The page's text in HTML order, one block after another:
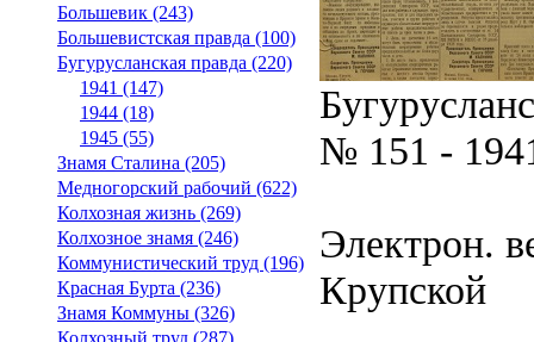
Большевик (243)
Большевистская правда (100)
Бугурусланская правда (220)
1941 (147)
1944 (18)
1945 (55)
Знамя Сталина (205)
Медногорский рабочий (622)
Колхозная жизнь (269)
Колхозное знамя (246)
Коммунистический труд (196)
Красная Бурта (236)
Знамя Коммуны (326)
Колхозный труд (287)
№ 151 -
Электрон.
Крупской